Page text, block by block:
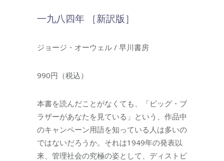
一九八四年 ［新訳版］
ジョージ・オーウェル / 早川書房
990円（税込）
本書を読んだことがなくても、「ビッグ・ブ
ラザーがあなたを見ている」という、作品中
のキャンペーン用語を知っている人は多いの
ではないだろうか。それは1949年の発表以
来、管理社会の究極の姿として、ディストピ